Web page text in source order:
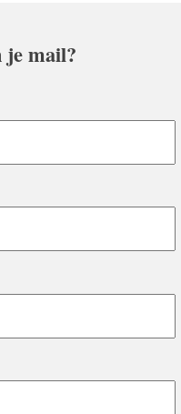
je mail?